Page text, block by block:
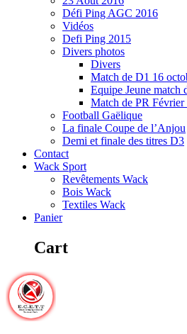
Défi Ping AGC 2016
Vidéos
Defi Ping 2015
Divers photos
Divers
Match de D1 16
Equipe Jeune match
Match de PR Février
Football Gaëlique
La finale Coupe de l’Anjou
Demi et finale des titres D3
Contact
Wack Sport
Revêtements Wack
Bois Wack
Textiles Wack
Panier
Cart